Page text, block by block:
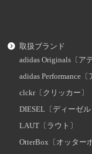
取扱ブランド
adidas Originals〔ア
adidas Performance
clckr〔クリッカー〕
DIESEL〔ディーゼル
LAUT〔ラウト〕
OtterBox〔オッター